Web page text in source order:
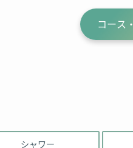
コース
シャワー